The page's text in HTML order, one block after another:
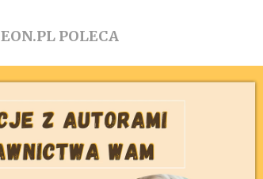
POLECA